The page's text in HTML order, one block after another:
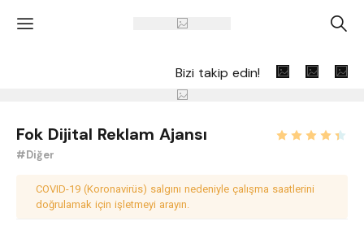
' A
Bizi takip edin!
Fok Dijital Reklam Ajansı
#Diğer
COVID-19 (Koronavirüs) salgını nedeniyle çalışma saatlerini
doğrulamak için işletmeyi arayın.